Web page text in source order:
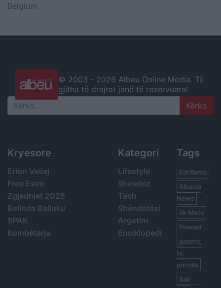
Belgium
© 2003 - 2026 Albeu Online Media. Të
gjitha të drejtat janë të rezervuara!
Search
Kryesore
Erion Veliaj
Free Esim
Zgjedhjet 2025
Belinda Balluku
SPAK
Kombëtarja
Kategori
Lifestyle
Showbiz
Tech
Shëndetësi
Argetim
Enciklopedi
Tags
Edi Rama
Albania
News
Ilir Meta
Piranjat
gazeta,
tv,
portale
Sali